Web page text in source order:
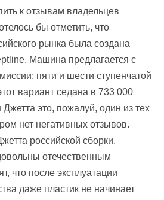
к отзывам владельцев
бы отметить, что
рынка была создана
Машина предлагается с
пяти и шести ступенчатой
вариант седана в 733 000
Джетта это, пожалуй, один из тех
нет негативных отзывов.
российской сборки.
отечественным
что после эксплуатации
даже пластик не начинает